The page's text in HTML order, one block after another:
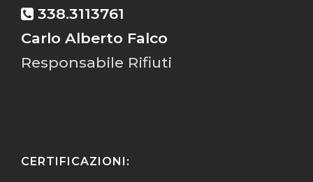
338.3113761
Carlo Alberto Falco
Responsabile Rifiuti
CERTIFICAZIONI: